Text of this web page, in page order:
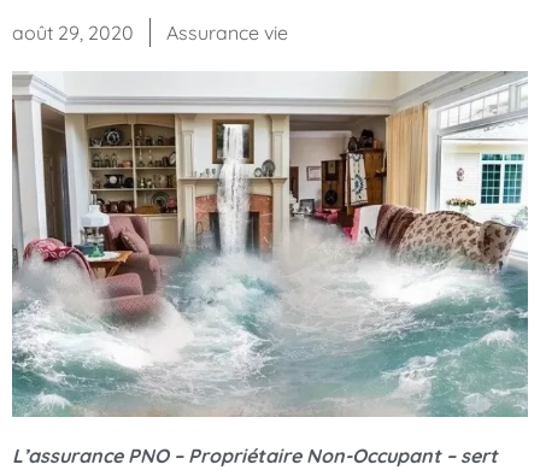
août 29, 2020 Assurance vie
L’assurance PNO – Propriétaire Non-Occupant – sert